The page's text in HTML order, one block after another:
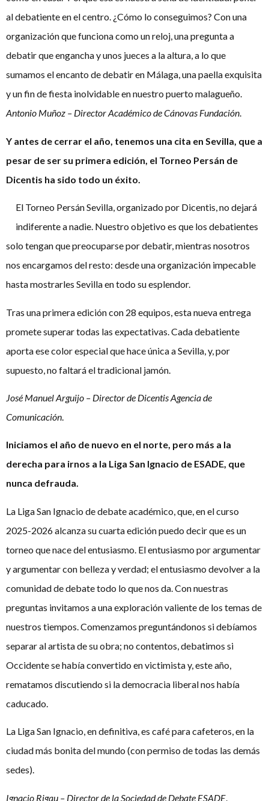
al debatiente en el centro. ¿Cómo lo conseguimos? Con una
organización que funciona como un reloj, una pregunta a
debatir que engancha y unos jueces a la altura, a lo que
sumamos el encanto de debatir en Málaga, una paella exquisita
y un fin de fiesta inolvidable en nuestro puerto malagueño.
Antonio Muñoz – Director Académico de Cánovas Fundación.
Y antes de cerrar el año, tenemos una cita en Sevilla, que a
pesar de ser su primera edición, el Torneo Persán de
Dicentis ha sido todo un éxito.
El Torneo Persán Sevilla, organizado por Dicentis, no dejará
indiferente a nadie. Nuestro objetivo es que los debatientes
solo tengan que preocuparse por debatir, mientras nosotros
nos encargamos del resto: desde una organización impecable
hasta mostrarles Sevilla en todo su esplendor.
Tras una primera edición con 28 equipos, esta nueva entrega
promete superar todas las expectativas. Cada debatiente
aporta ese color especial que hace única a Sevilla, y, por
supuesto, no faltará el tradicional jamón.
José Manuel Arguijo – Director de Dicentis Agencia de
Comunicación.
Iniciamos el año de nuevo en el norte, pero más a la
derecha para irnos a la Liga San Ignacio de ESADE, que
nunca defrauda.
La Liga San Ignacio de debate académico, que, en el curso
2025-2026 alcanza su cuarta edición puedo decir que es un
torneo que nace del entusiasmo. El entusiasmo por argumentar
y argumentar con belleza y verdad; el entusiasmo devolver a la
comunidad de debate todo lo que nos da. Con nuestras
preguntas invitamos a una exploración valiente de los temas de
nuestros tiempos. Comenzamos preguntándonos si debíamos
separar al artista de su obra; no contentos, debatimos si
Occidente se había convertido en victimista y, este año,
rematamos discutiendo si la democracia liberal nos había
caducado.
La Liga San Ignacio, en definitiva, es café para cafeteros, en la
ciudad más bonita del mundo (con permiso de todas las demás
sedes).
Ignacio Rigau – Director de la Sociedad de Debate ESADE